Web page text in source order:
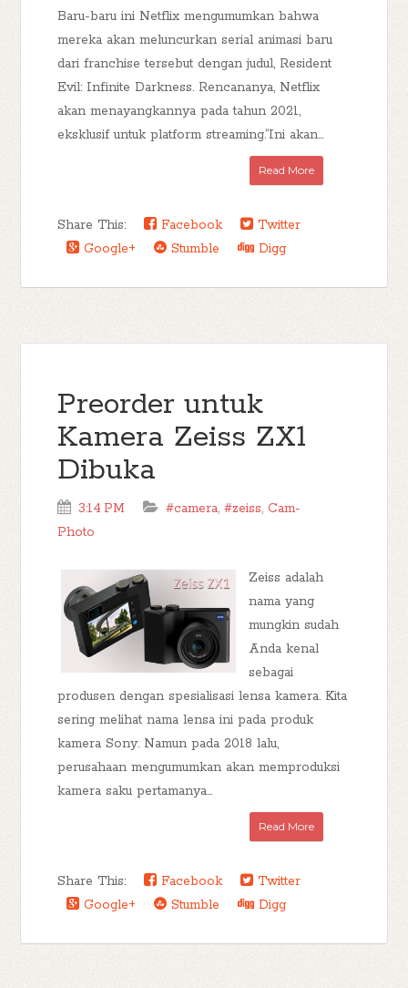
Baru-baru ini Netflix mengumumkan bahwa
mereka akan meluncurkan serial animasi baru
dari franchise tersebut dengan judul, Resident
Evil: Infinite Darkness. Rencananya, Netflix
akan menayangkannya pada tahun 2021,
eksklusif untuk platform streaming.“Ini akan...
Read More
Share This: Facebook
Twitter
Google+
Stumble Digg
Preorder untuk
Kamera Zeiss ZX1
Dibuka
3:14 PM #camera,#zeiss, Cam-
Photo
Zeiss adalah
nama yang
mungkin sudah
Anda kenal
sebagai
produsen dengan spesialisasi lensa kamera. Kita
sering melihat nama lensa ini pada produk
kamera Sony. Namun pada 2018 lalu,
perusahaan mengumumkan akan memproduksi
kamera saku pertamanya...
Read More
Share This: Facebook
Twitter
Google+
Stumble Digg